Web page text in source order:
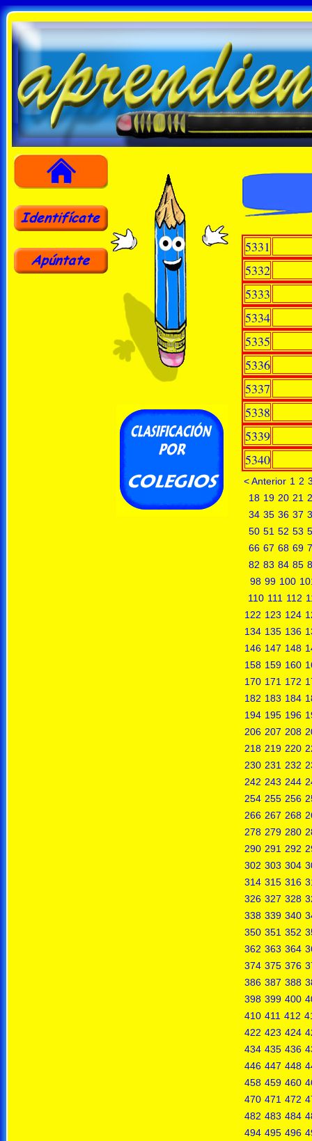
5331
5332
5333
5334
5335
5336
5337
5338
5339
5340
< Anterior 1 2
18 19 20 21
34 35 36 37
50 51 52 53
66 67 68 69
82 83 84 85
98 99 100
110 111 112
122 123 124
134 135 136
146 147 148
158 159 160
170 171 172
182 183 184
194 195 196
206 207 208
218 219 220
230 231 232
242 243 244
254 255 256
266 267 268
278 279 280
290 291 292
302 303 304
314 315 316
326 327 328
338 339 340
350 351 352
362 363 364
374 375 376
386 387 388
398 399 400
410 411 412
422 423 424
434 435 436
446 447 448
458 459 460
470 471 472
482 483 484
494 495 496